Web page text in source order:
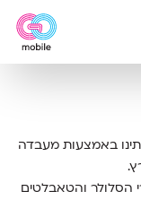
באמצעות מעבדה
הסלולר והטאבלטים